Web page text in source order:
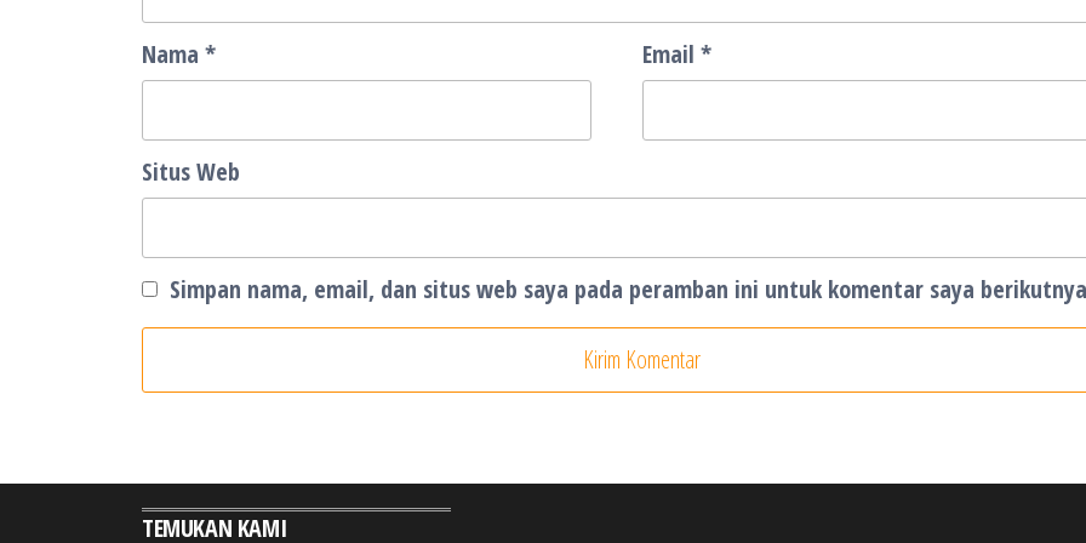
Nama * Email *
Situs Web
Simpan nama, email, dan situs web saya pada peramban ini untuk komentar saya
TEMUKAN KAMI